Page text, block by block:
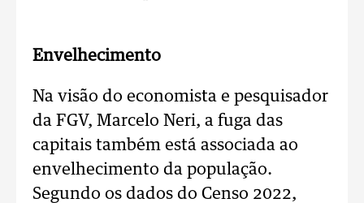
Envelhecimento
Na visão do economista e pesquisador
da FGV, Marcelo Neri, a fuga das
capitais também está associada ao
envelhecimento da população.
Segundo os dados do Censo 2022,